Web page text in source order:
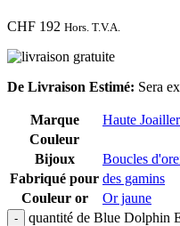
CHF 192 Hors. T.V.A.
De Livraison Estimé: Sera
Marque
Haute
Couleur
Bijoux
Boucles
Fabriqué pour des gamins
Couleur or
Or jaune
quantité de Blue Dolphin